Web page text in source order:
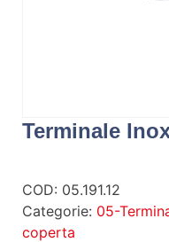
Terminale
COD: 05.191.12
Categorie: 05-
coperta